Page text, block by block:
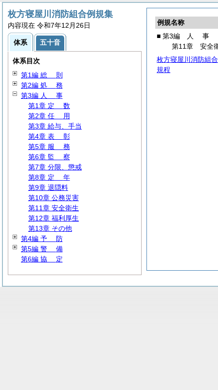
例規名称
■ 第3編
人 事
第11章 安全
枚方寝屋川消防組
規程
枚方寝屋川消防組合例規集
内容現在 令和7年12月26日
体系 五十音
体系目次
第1編 総 則
第2編 処 務
第3編 人 事
第1章 定 数
第2章 任
用
第3章 給与、手当
第4章 表 彰
第5章 服 務
第6章 監 察
第7章 分限、懲戒
第8章 定 年
第9章 退隠料
第10章 公務災害
第11章 安全衛生
第12章 福利厚生
第13章 その他
第4編 予 防
第5編 警 備
第6編 協 定